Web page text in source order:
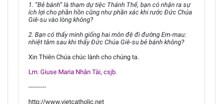
1. “Bẻ bánh” là tham dự tiệc Thánh Thể, bạn có nhận ra sự
ích lợi cho phần hồn cũng như phần xác khi rước Đức Chúa
Giê-su vào lòng không?
2. Bạn có thấy mình giống hai môn đệ đi đường Em-mau:
nhiệt tâm sau khi thấy Đức Chúa Giê-su bẻ bánh không?
Xin Thiên Chúa chúc lành cho chúng ta.
Lm. Giuse Maria Nhân Tài, csjb.
---------
http://www.vietcatholic.net